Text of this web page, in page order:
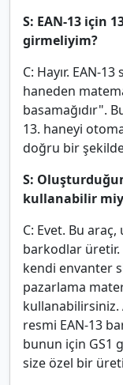
S: EAN-13 için
girmeliyim?
C: Hayır. EAN-
haneden
basamağıdır".
13. haneyi
doğru bir
S:
kullanabilir
C: Evet. Bu
barkodlar üretir.
kendi envanter
pazarlama
resmi EAN-13
bunun için GS1
size özel bir